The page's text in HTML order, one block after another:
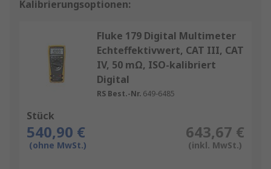
Kalibrierungsoptionen:
Fluke 179 Digital Multimeter
Echteffektivwert, CAT III, CAT
IV, 50 mΩ, ISO-kalibriert
Digital
RS Best.-Nr. 649-6485
Stück
540,90 €
(ohne MwSt.)
643,67 €
(inkl. MwSt.)